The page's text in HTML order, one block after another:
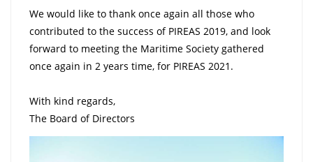
We would like to thank once again all those who
contributed to the success of PIREAS 2019, and look
forward to meeting the Maritime Society gathered
once again in 2 years time, for PIREAS 2021.
With kind regards,
The Board of Directors